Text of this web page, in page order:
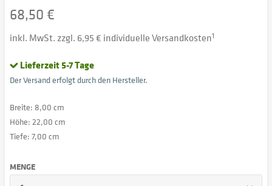
68,50 €
inkl. MwSt. zzgl. 6,95 € individuelle Versandkosten1
Lieferzeit 5-7 Tage
Der Versand erfolgt durch den Hersteller.
Breite: 8,00 cm
Höhe: 22,00 cm
Tiefe: 7,00 cm
MENGE